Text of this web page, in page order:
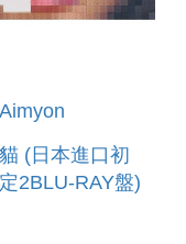
(日本進口初
2BLU-RAY盤)